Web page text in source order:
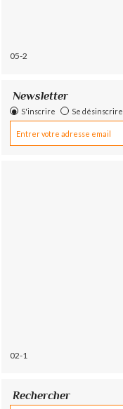
05-2
Newsletter
S'inscrire Se désinscrire
02-1
Rechercher